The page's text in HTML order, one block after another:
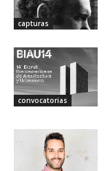
capturas
convocatorias